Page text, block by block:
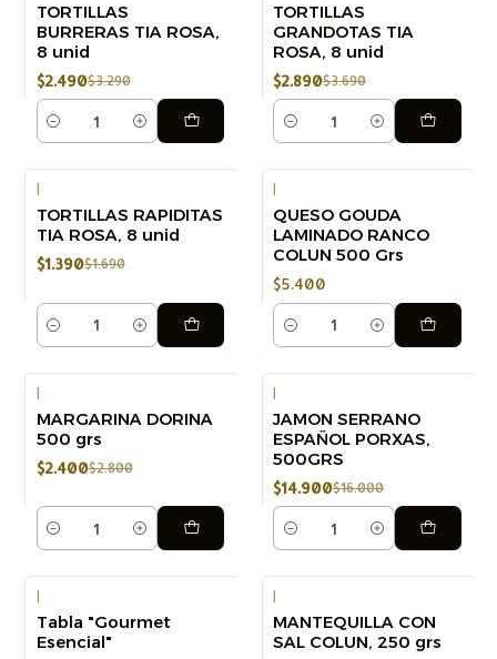
-24%
TORTILLAS
BURRERAS TIA ROSA,
8 unid
$2.490$3.290
Cantidad
-22%
TORTILLAS
GRANDOTAS TIA
ROSA, 8 unid
$2.890$3.690
Cantidad
-18%
TORTILLAS RAPIDITAS
TIA ROSA, 8 unid
$1.390$1.690
Cantidad
QUESO GOUDA
LAMINADO RANCO
COLUN 500 Grs
$5.400
Cantidad
-14%
|
MARGARINA DORINA
500 grs
$2.400$2.800
Cantidad
-7%
|
JAMON SERRANO
ESPAÑOL PORXAS,
500GRS
$14.900$16.000
Cantidad
-24%
Tabla "Gourmet
Esencial"
MANTEQUILLA CON
SAL COLUN, 250 grs